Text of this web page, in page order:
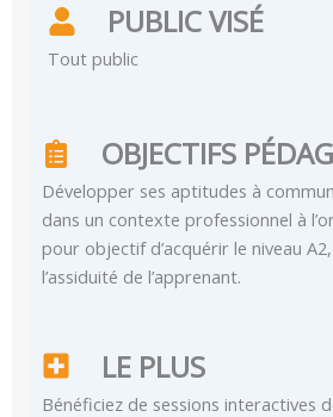
PUBLIC VISÉ
Tout public
OBJECTIFS
Développer ses aptitudes à
dans un contexte professionnel à
pour objectif d’acquérir le niveau
l’assiduité de l’apprenant.
LE PLUS
Bénéficiez de sessions interactives